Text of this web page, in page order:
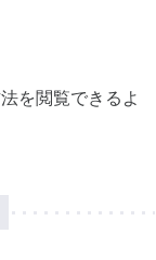
を閲覧できるよ